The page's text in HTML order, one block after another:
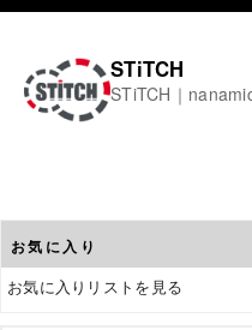
STiTCH
STiTCH｜
お気に入り
お気に入りリストを見る